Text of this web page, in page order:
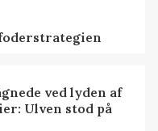
ved lyden af
Ulven stod på